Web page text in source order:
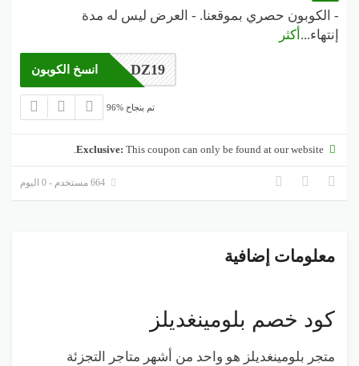
- الكوبون حصري بموقعنا. - العرض ليس له مدة
إنتهاء... أكثر
DZ19 انسخ الكوبون
96% تم بنجاح
Exclusive: This coupon can only be found at our website.
معلومات إضافية
كود خصم بلومينغديلز
متجر بلومينغديلز هو واحد من أشهر متاجر التجزئة